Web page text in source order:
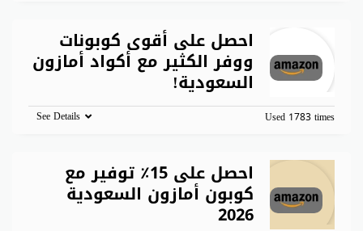
احصل على أقوى كوبونات
ووفر الكثير مع أكواد أمازون
السعودية!
Used 1783 times
See Details
احصل على 15٪ توفير مع
كوبون أمازون السعودية
2026